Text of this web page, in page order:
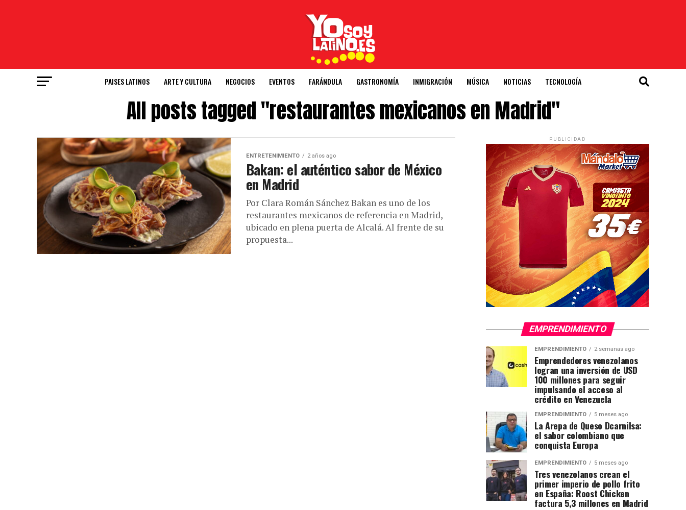
PAISES LATINOS ARTE Y CULTURA NEGOCIOS EVENTOS FARÁNDULA GASTRONOMÍA INMIGRACIÓN MÚSICA NOTICIAS TECNOLOGÍA
All posts tagged "restaurantes mexicanos en Madrid"
ENTRETENIMIENTO 2 años ago
Bakan: el auténtico sabor de México
en Madrid
Por Clara Román Sánchez Bakan es uno de los
restaurantes mexicanos de referencia en Madrid,
ubicado en plena puerta de Alcalá. Al frente de su
propuesta...
PUBLICIDAD
EMPRENDIMIENTO
EMPRENDIMIENTO 2 semanas ago
Emprendedores venezolanos
logran una inversión de USD
100 millones para seguir
impulsando el acceso al
crédito en Venezuela
EMPRENDIMIENTO 5 meses ago
La Arepa de Queso Dcarnilsa:
el sabor colombiano que
conquista Europa
EMPRENDIMIENTO 5 meses ago
Tres venezolanos crean el
primer imperio de pollo frito
en España: Roost Chicken
factura 5,3 millones en Madrid